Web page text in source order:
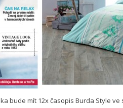
bude mít 12x časopis Burda Style ve